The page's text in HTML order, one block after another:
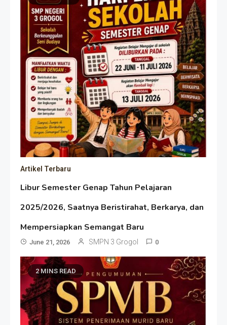
Artikel Terbaru
Libur Semester Genap Tahun Pelajaran
2025/2026, Saatnya Beristirahat, Berkarya, dan
Mempersiapkan Semangat Baru
June 21, 2026 SMPN 3 Grogol 0
2 MINS READ